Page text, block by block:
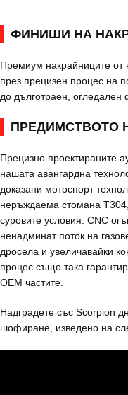
ФИНИШИ НА
Премиум накрайниците
през прецизен процес на
до дълготраен, огледален
ПРЕДИМСТВОТО
Прецизно проектираните
нашата авангардна
доказани мотоспорт
неръждаема стомана
суровите условия. CNC
ненадминат поток на
дросела и увеличавайки
процес също така
OEM частите.
Надградете със Scorpion
шофиране, изведено на